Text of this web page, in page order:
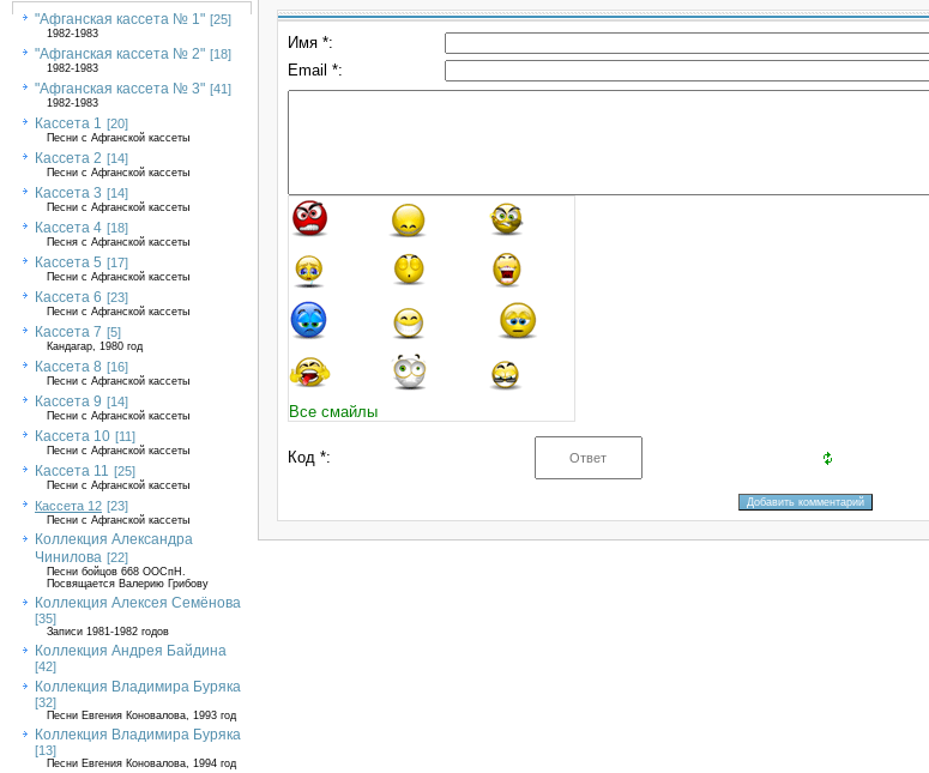
"Афганская кассета № 1" [25]
1982-1983
"Афганская кассета № 2" [18]
1982-1983
"Афганская кассета № 3" [41]
1982-1983
Кассета 1 [20]
Песни с Афганской кассеты
Кассета 2 [14]
Песни с Афганской кассеты
Кассета 3 [14]
Песни с Афганской кассеты
Кассета 4 [18]
Песня с Афганской кассеты
Кассета 5 [17]
Песни с Афганской кассеты
Кассета 6 [23]
Песни с Афганской кассеты
Кассета 7 [5]
Кандагар, 1980 год
Кассета 8 [16]
Песни с Афганской кассеты
Кассета 9 [14]
Песни с Афганской кассеты
Кассета 10 [11]
Песни с Афганской кассеты
Кассета 11 [25]
Песни с Афганской кассеты
Кассета 12 [23]
Песни с Афганской кассеты
Коллекция Александра
Чинилова [22]
Песни бойцов 668 ООСпН.
Посвящается Валерию Грибову
Коллекция Алексея Семёнова
[35]
Записи 1981-1982 годов
Коллекция Андрея Байдина
[42]
Коллекция Владимира Буряка
[32]
Песни Евгения Коновалова, 1993 год
Коллекция Владимира Буряка
[13]
Песни Евгения Коновалова, 1994 год
Имя *:
Email *:
Все смайлы
Код *: